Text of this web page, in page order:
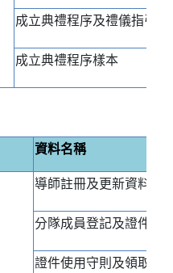
成立典禮程序及禮儀指引
成立典禮程序樣本
資料名稱
導師註冊及更新資料手
分隊成員登記及證件填
證件使用守則及領取方